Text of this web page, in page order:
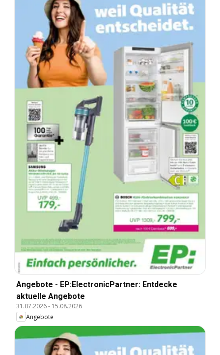
Angebote - EP:ElectronicPartner: Entdecke
aktuelle Angebote
31.07.2026- 15.08.2026
Angebote